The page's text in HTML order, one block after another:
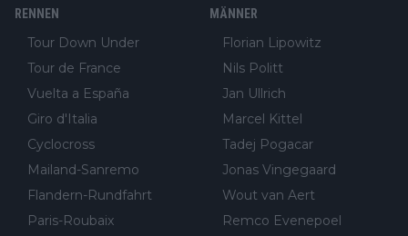
RENNEN
Tour Down Under
Tour de France
Vuelta a España
Giro d'Italia
Cyclocross
Mailand-Sanremo
Flandern-Rundfahrt
Paris-Roubaix
MÄNNER
Florian Lipowitz
Nils Politt
Jan Ullrich
Marcel Kittel
Tadej Pogacar
Jonas Vingegaard
Wout van Aert
Remco Evenepoel